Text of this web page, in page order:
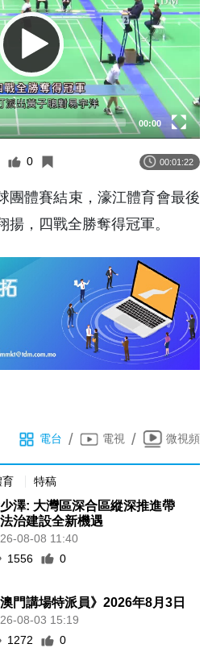
00:00
0 00:01:22
團體賽結束，濠江體育會最後
，四戰全勝奪得冠軍。
電台 / 電視 / 微視頻
育 特稿
澤: 大灣區深合區縱深推進帶
治建設全新機遇
08-08 11:40
1556
0
澳門講場特派員》2026年8月3日
08-03 15:19
1272
0